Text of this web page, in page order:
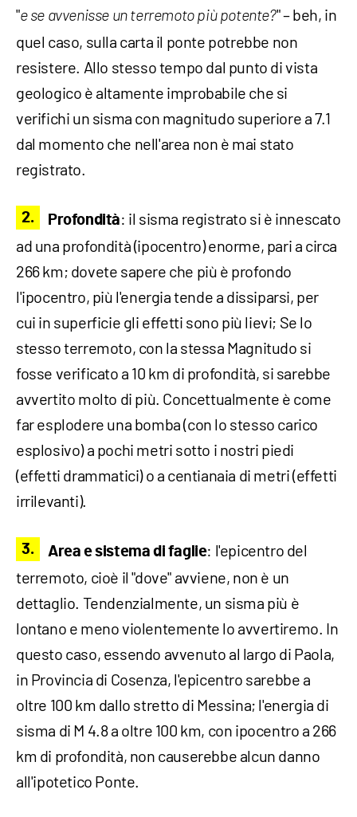
"e se avvenisse un terremoto più potente?" – beh, in
quel caso, sulla carta il ponte potrebbe non
resistere. Allo stesso tempo dal punto di vista
geologico è altamente improbabile che si
verifichi un sisma con magnitudo superiore a 7.1
dal momento che nell'area non è mai stato
registrato.
Profondità: il sisma registrato si è innescato
ad una profondità (ipocentro) enorme, pari a circa
266 km; dovete sapere che più è profondo
l'ipocentro, più l'energia tende a dissiparsi, per
cui in superficie gli effetti sono più lievi; Se lo
stesso terremoto, con la stessa Magnitudo si
fosse verificato a 10 km di profondità, si sarebbe
avvertito molto di più. Concettualmente è come
far esplodere una bomba (con lo stesso carico
esplosivo) a pochi metri sotto i nostri piedi
(effetti drammatici) o a centianaia di metri (effetti
irrilevanti).
Area e sistema di faglie: l'epicentro del
terremoto, cioè il "dove" avviene, non è un
dettaglio. Tendenzialmente, un sisma più è
lontano e meno violentemente lo avvertiremo. In
questo caso, essendo avvenuto al largo di Paola,
in Provincia di Cosenza, l'epicentro sarebbe a
oltre 100 km dallo stretto di Messina; l'energia di
sisma di M 4.8 a oltre 100 km, con ipocentro a 266
km di profondità, non causerebbe alcun danno
all'ipotetico Ponte.